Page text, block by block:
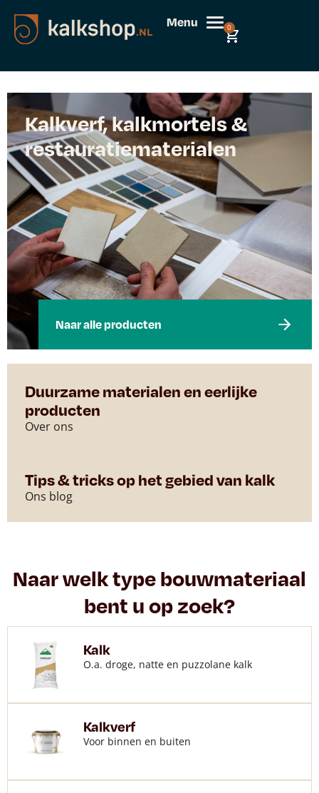
Menu 0
Kalkverf, kalkmortels &
restauratiematerialen
Naar alle producten
Tips & tricks op het gebied van kalk
Ons blog
Duurzame materialen en eerlijke
producten
Over ons
Naar welk type bouwmateriaal
bent u op zoek?
Kalk
O.a. droge, natte en puzzolane kalk
Kalkverf
Voor binnen en buiten